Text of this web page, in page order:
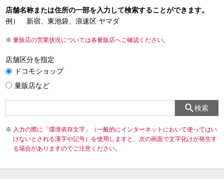
店舗名称または住所の一部を入力して検索することができます。
例） 新宿、東池袋、浪速区 ヤマダ
量販店の営業状況については各量販店へご確認ください。
店舗区分を指定
ドコモショップ
量販店など
検索
入力の際に「環境依存文字」（一般的にインターネットにおいて使ってはい
けないとされる漢字や記号）を使用しますと、次の画面で文字化けが発生す
る場合がありますのでご注意ください。